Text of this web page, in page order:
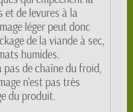
et de levures à la
léger peut donc
de la viande à sec,
humides.
pas de chaîne du froid,
n'est pas très
du produit.